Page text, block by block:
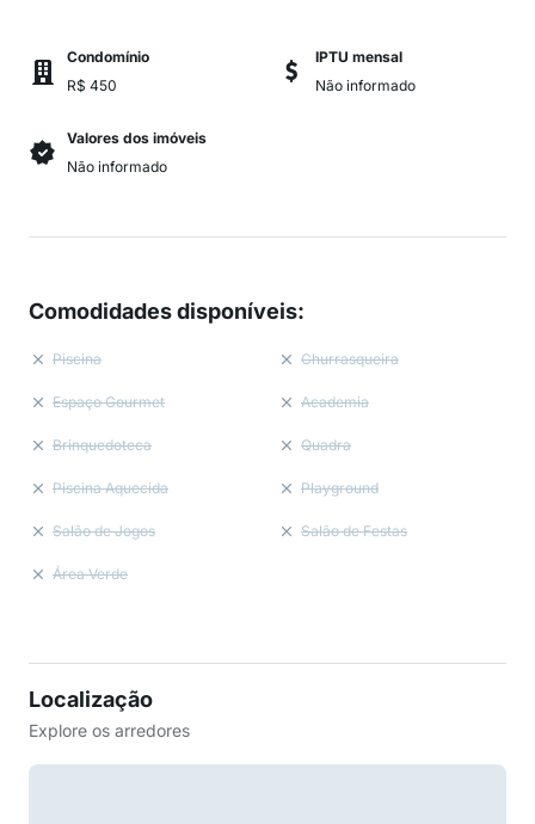
Condomínio
R$ 450
IPTU mensal
Não informado
Valores dos imóveis
Não informado
Comodidades disponíveis:
Piscina Churrasqueira
Espaço Gourmet Academia
Brinquedoteca Quadra
Piscina Aquecida Playground
Salão de Jogos Salão de Festas
Área Verde
Localização
Explore os arredores